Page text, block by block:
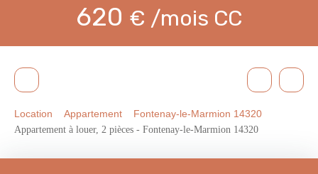
620 € /mois CC
Location Appartement
Fontenay-le-Marmion 14320
Appartement à louer, 2 pièces - Fontenay-le-Marmion 14320